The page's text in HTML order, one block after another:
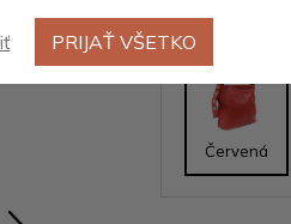
Farebné
Červená
PRIJAŤ VŠETKO